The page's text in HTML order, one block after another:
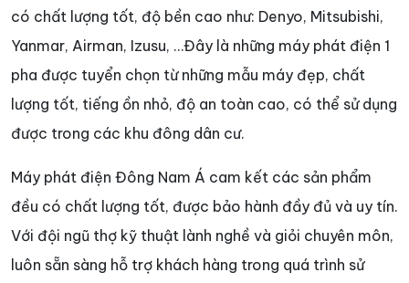
có chất lượng tốt, độ bền cao như: Denyo, Mitsubishi,
Yanmar, Airman, Izusu, …Đây là những máy phát điện 1
pha được tuyển chọn từ những mẫu máy đẹp, chất
lượng tốt, tiếng ồn nhỏ, độ an toàn cao, có thể sử dụng
được trong các khu đông dân cư.
Máy phát điện Đông Nam Á cam kết các sản phẩm
đều có chất lượng tốt, được bảo hành đầy đủ và uy tín.
Với đội ngũ thợ kỹ thuật lành nghề và giỏi chuyên môn,
luôn sẵn sàng hỗ trợ khách hàng trong quá trình sử